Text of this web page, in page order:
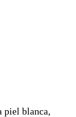
piel blanca,